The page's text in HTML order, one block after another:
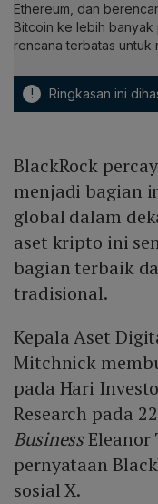
Ethereum, dan
Bitcoin ke lebih banyak
rencana terbatas untuk
! Ringkasan ini
BlackRock
menjadi bagian
global dalam
aset kripto ini
bagian terbaik
tradisional.
Kepala Aset
Mitchnick
pada Hari
Research pada
BusinessEleanor
pernyataan
sosial X.